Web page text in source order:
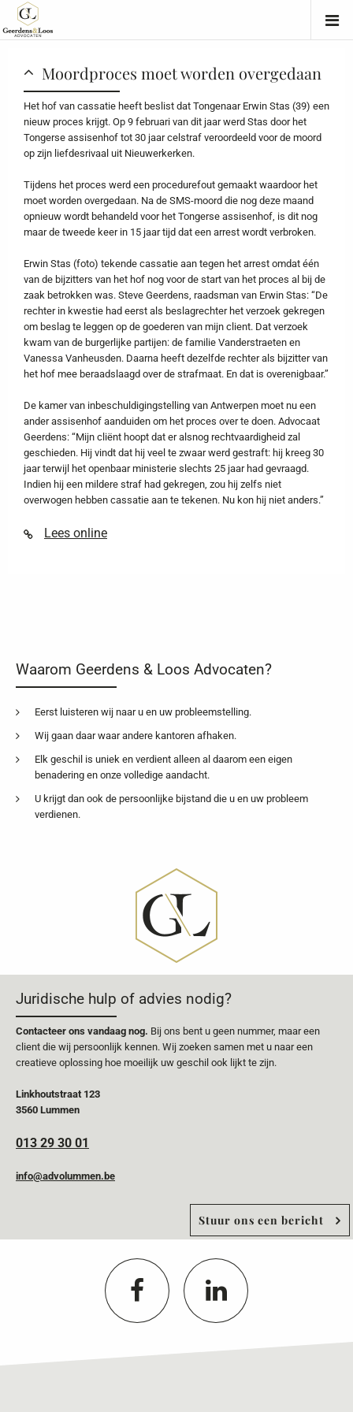
Moordproces moet worden overgedaan
Het hof van cassatie heeft beslist dat Tongenaar Erwin Stas (39) een
nieuw proces krijgt. Op 9 februari van dit jaar werd Stas door het
Tongerse assisenhof tot 30 jaar celstraf veroordeeld voor de moord
op zijn liefdesrivaal uit Nieuwerkerken.
Tijdens het proces werd een procedurefout gemaakt waardoor het
moet worden overgedaan. Na de SMS-moord die nog deze maand
opnieuw wordt behandeld voor het Tongerse assisenhof, is dit nog
maar de tweede keer in 15 jaar tijd dat een arrest wordt verbroken.
Erwin Stas (foto) tekende cassatie aan tegen het arrest omdat één
van de bijzitters van het hof nog voor de start van het proces al bij de
zaak betrokken was. Steve Geerdens, raadsman van Erwin Stas: “De
rechter in kwestie had eerst als beslagrechter het verzoek gekregen
om beslag te leggen op de goederen van mijn client. Dat verzoek
kwam van de burgerlijke partijen: de familie Vanderstraeten en
Vanessa Vanheusden. Daarna heeft dezelfde rechter als bijzitter van
het hof mee beraadslaagd over de strafmaat. En dat is overenigbaar.”
De kamer van inbeschuldigingstelling van Antwerpen moet nu een
ander assisenhof aanduiden om het proces over te doen. Advocaat
Geerdens: “Mijn cliënt hoopt dat er alsnog rechtvaardigheid zal
geschieden. Hij vindt dat hij veel te zwaar werd gestraft: hij kreeg 30
jaar terwijl het openbaar ministerie slechts 25 jaar had gevraagd.
Indien hij een mildere straf had gekregen, zou hij zelfs niet
overwogen hebben cassatie aan te tekenen. Nu kon hij niet anders.”
Lees online
Waarom Geerdens & Loos Advocaten?
Eerst luisteren wij naar u en uw probleemstelling.
Wij gaan daar waar andere kantoren afhaken.
Elk geschil is uniek en verdient alleen al daarom een eigen
benadering en onze volledige aandacht.
U krijgt dan ook de persoonlijke bijstand die u en uw probleem
verdienen.
Juridische hulp of advies nodig?
Contacteer ons vandaag nog. Bij ons bent u geen nummer, maar een
client die wij persoonlijk kennen. Wij zoeken samen met u naar een
creatieve oplossing hoe moeilijk uw geschil ook lijkt te zijn.
Linkhoutstraat 123
3560 Lummen
013 29 30 01
info@advolummen.be
Stuur ons een bericht